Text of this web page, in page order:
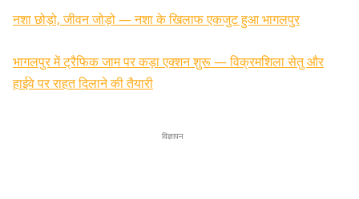
नशा छोड़ो, जीवन जोड़ो — नशा के खिलाफ एकजुट हुआ भागलपुर
भागलपुर में ट्रैफिक जाम पर कड़ा एक्शन शुरू — विक्रमशिला सेतु और
हाईवे पर राहत दिलाने की तैयारी
विज्ञापन